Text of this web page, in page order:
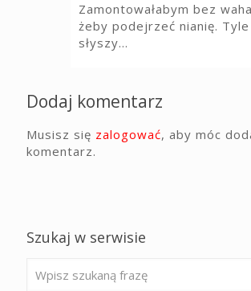
Zamontowałabym bez
żeby podejrzeć nianię.
słyszy…
Dodaj komentarz
Musisz się zalogować, aby móc
komentarz.
Szukaj w serwisie